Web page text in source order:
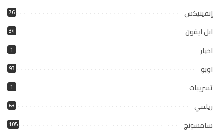
إنفينيكس 76
ابل ايفون 34
اخبار 1
اوبو 93
تسريبات 1
ريلمي 63
سامسونج 105